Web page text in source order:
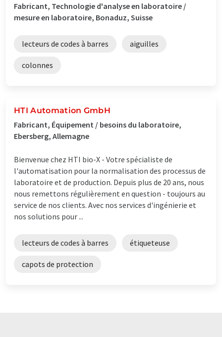
Fabricant, Technologie d'analyse en laboratoire /
mesure en laboratoire, Bonaduz, Suisse
lecteurs de codes à barres aiguilles
colonnes
HTI Automation GmbH
Fabricant, Équipement / besoins du laboratoire,
Ebersberg, Allemagne
Bienvenue chez HTI bio-X - Votre spécialiste de
l'automatisation pour la normalisation des processus de
laboratoire et de production. Depuis plus de 20 ans, nous
nous remettons régulièrement en question - toujours au
service de nos clients. Avec nos services d'ingénierie et
nos solutions pour ...
lecteurs de codes à barres étiqueteuse
capots de protection